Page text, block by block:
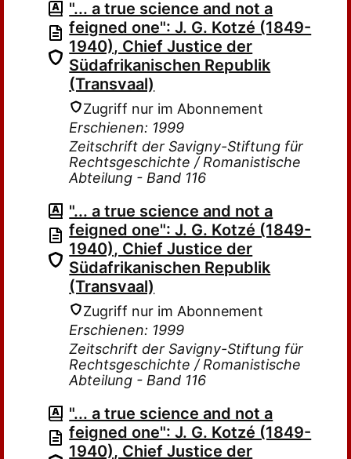
"... a true science and not a
feigned one": J. G. Kotzé (1849-
1940), Chief Justice der
Südafrikanischen Republik
(Transvaal)
Zugriff nur im Abonnement
Erschienen: 1999
Zeitschrift der Savigny-Stiftung für
Rechtsgeschichte / Romanistische
Abteilung - Band 116
"... a true science and not a
feigned one": J. G. Kotzé (1849-
1940), Chief Justice der
Südafrikanischen Republik
(Transvaal)
Zugriff nur im Abonnement
Erschienen: 1999
Zeitschrift der Savigny-Stiftung für
Rechtsgeschichte / Romanistische
Abteilung - Band 116
"... a true science and not a
feigned one": J. G. Kotzé (1849-
1940), Chief Justice der